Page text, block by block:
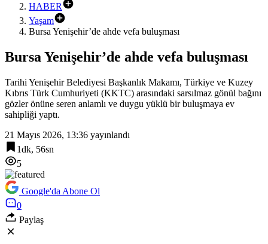
HABER
Yaşam
Bursa Yenişehir’de ahde vefa buluşması
Bursa Yenişehir’de ahde vefa buluşması
Tarihi Yenişehir Belediyesi Başkanlık Makamı, Türkiye ve Kuzey
Kıbrıs Türk Cumhuriyeti (KKTC) arasındaki sarsılmaz gönül bağını
gözler önüne seren anlamlı ve duygu yüklü bir buluşmaya ev
sahipliği yaptı.
21 Mayıs 2026, 13:36 yayınlandı
1dk, 56sn
5
Google'da Abone Ol
0
Paylaş